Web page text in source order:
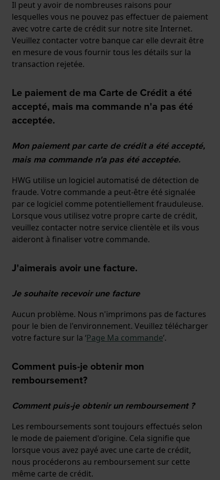
Il peut y avoir de nombreuses raisons pour
lesquelles vous ne pouvez pas effectuer de paiement
avec votre carte de crédit sur notre site Internet.
Veuillez contacter votre banque car elle devrait être
en mesure de vous fournir tous les détails sur la
transaction rejetée.
Le paiement de ma Carte de Crédit a été
accepté, mais ma commande n'a pas été
acceptée.
Mon paiement par carte de crédit a été accepté,
mais ma commande n'a pas été acceptée.
HWG utilise un logiciel automatisé de détection de
fraude. Votre commande a peut-être été signalée
par ce logiciel comme potentiellement frauduleuse.
Lorsque vous utilisez votre propre carte de crédit,
veuillez contacter notre service clientèle et ils vous
aideront à finaliser votre commande.
J'aimerais avoir une facture.
Je souhaite recevoir une facture
Aucun problème. Nous n'imprimons pas de factures
pour le bien de l'environnement. Veuillez télécharger
votre facture sur la ‘Page Ma commande’.
Comment puis-je obtenir mon
remboursement?
Comment puis-je obtenir un remboursement ?
Les remboursements sont toujours effectués selon
le mode de paiement d'origine. Cela signifie que
lorsque vous avez payé avec une carte de crédit,
nous procéderons au remboursement sur cette
même carte de crédit.